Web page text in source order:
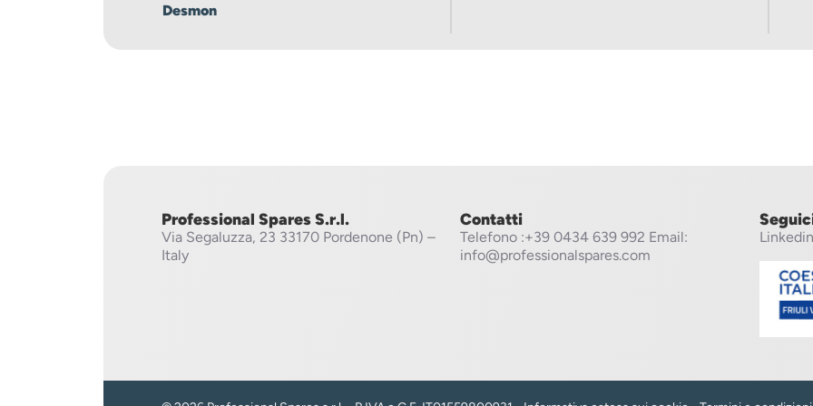
Desmon
Professional Spares S.r.l.
Via Segaluzza, 23 33170 Pordenone (Pn) –
Italy
Contatti
Telefono :+39 0434 639 992 Email:
info@professionalspares.com
Linkedin